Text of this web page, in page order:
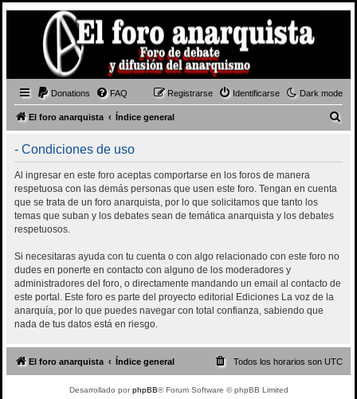
Dark mode
Donations FAQ Identificarse
Registrarse
El foro anarquista Índice general
- Condiciones de uso
Al ingresar en este foro aceptas comportarse en los foros de manera
respetuosa con las demás personas que usen este foro. Tengan en cuenta
que se trata de un foro anarquista, por lo que solicitamos que tanto los
temas que suban y los debates sean de temática anarquista y los debates
respetuosos.
Si necesitaras ayuda con tu cuenta o con algo relacionado con este foro no
dudes en ponerte en contacto con alguno de los moderadores y
administradores del foro, o directamente mandando un email al contacto de
este portal. Este foro es parte del proyecto editorial Ediciones La voz de la
anarquía, por lo que puedes navegar con total confianza, sabiendo que
nada de tus datos está en riesgo.
El foro anarquista Índice general Todos los horarios son UTC
Desarrollado porphpBB® Forum Software © phpBB Limited